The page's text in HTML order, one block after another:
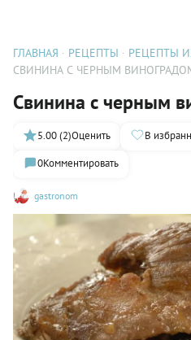
ГЛАВНАЯ РЕЦЕПТЫ
РЕЦЕПТЫ
СВИНИНА С ЧЕРНЫМ
Свинина с черным
gastronom
5.00 (2)Оценить В
0Комментировать